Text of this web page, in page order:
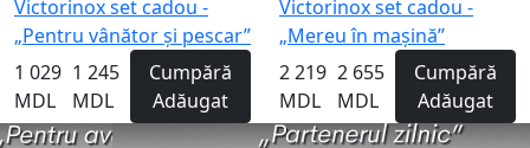
Victorinox set cadou -
„Pentru vânător și pescar”
1 029
MDL
1 245
MDL
Cumpără
Adăugat
Victorinox set cadou -
„Mereu în mașină”
2 219
MDL
2 655
MDL
Cumpără
Adăugat